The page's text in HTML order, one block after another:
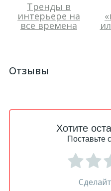
Тренды в
интерьере на
все времена
Отзывы
Хотите
Поставьте